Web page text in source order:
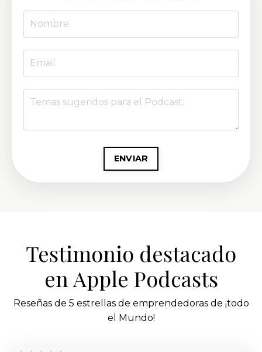
ENVIAR
Testimonio destacado
en Apple Podcasts
Reseñas de 5 estrellas de emprendedoras de ¡todo
el Mundo!